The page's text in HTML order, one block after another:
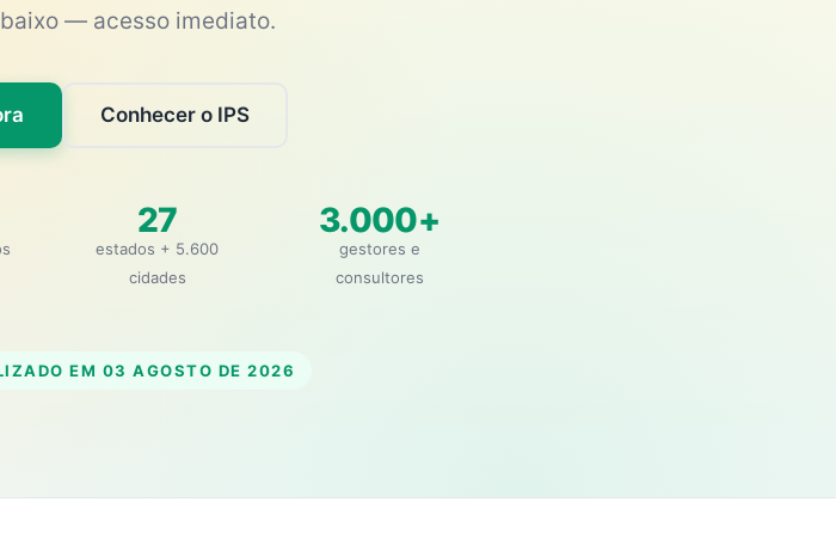
— acesso imediato.
Conhecer o IPS
27
estados + 5.600
cidades
3.000+
gestores e
consultores
EM 03 AGOSTO DE 2026